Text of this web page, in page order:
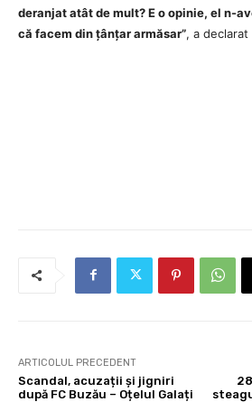
deranjat atât de mult? E o opinie, el n-
că facem din țânțar armăsar”, a declarat
ARTICOLUL PRECEDENT
Scandal, acuzații și jigniri
după FC Buzău – Oțelul Galați